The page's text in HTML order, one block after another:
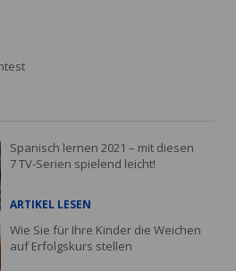
Spanisch lernen 2021 – mit diesen
7 TV-Serien spielend leicht!
ARTIKEL LESEN
Wie Sie für Ihre Kinder die Weichen
auf Erfolgskurs stellen